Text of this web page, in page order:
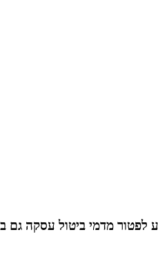
לפטור מדמי ביטול עסקה גם